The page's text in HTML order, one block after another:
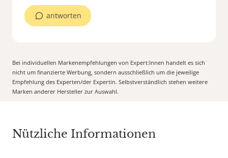
antworten
Bei individuellen Markenempfehlungen von Expert:Innen handelt es sich
nicht um finanzierte Werbung, sondern ausschließlich um die jeweilige
Empfehlung des Experten/der Expertin. Selbstverständlich stehen weitere
Marken anderer Hersteller zur Auswahl.
Nützliche Informationen